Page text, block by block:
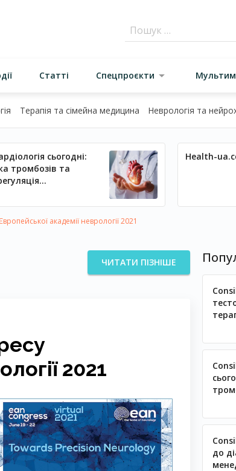
Статті Спецпроєкти
Терапія та сімейна медицина Неврологія та
сьогодні:
тромбозів та
Health-
академії неврології 2021
ЧИТАТИ ПІЗНІШЕ
2021
до